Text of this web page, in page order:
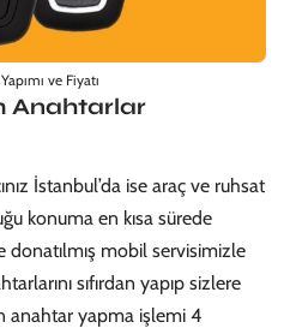
ve Fiyatı
Anahtarlar
İstanbul’da ise araç ve ruhsat
konuma en kısa sürede
donatılmış mobil servisimizle
sıfırdan yapıp sizlere
anahtar yapma işlemi 4